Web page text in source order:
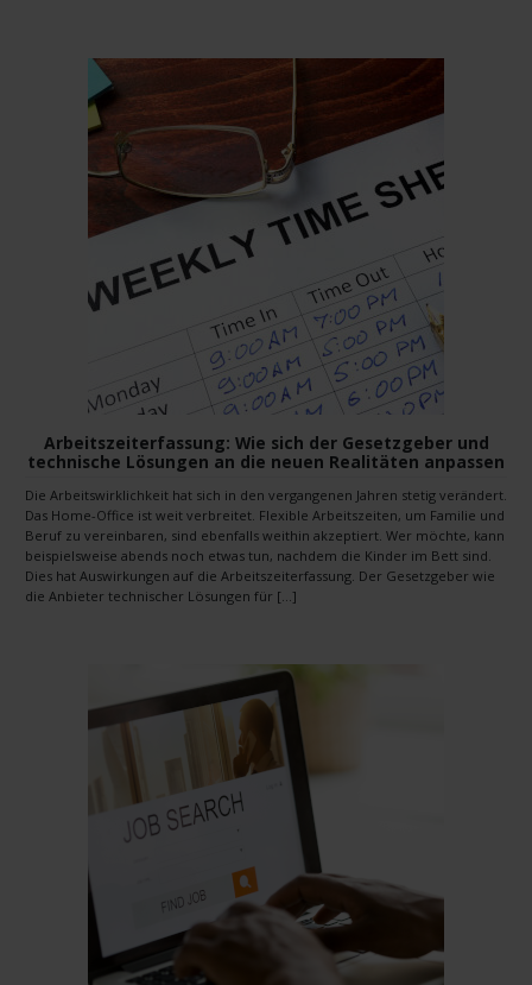
Arbeitszeiterfassung: Wie sich der Gesetzgeber und
technische Lösungen an die neuen Realitäten anpassen
Die Arbeitswirklichkeit hat sich in den vergangenen Jahren stetig verändert.
Das Home-Office ist weit verbreitet. Flexible Arbeitszeiten, um Familie und
Beruf zu vereinbaren, sind ebenfalls weithin akzeptiert. Wer möchte, kann
beispielsweise abends noch etwas tun, nachdem die Kinder im Bett sind.
Dies hat Auswirkungen auf die Arbeitszeiterfassung. Der Gesetzgeber wie
die Anbieter technischer Lösungen für […]